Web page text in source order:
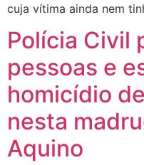
cuja vítima ainda nem
Polícia Civil
pessoas e
homicídio
nesta
Aquino